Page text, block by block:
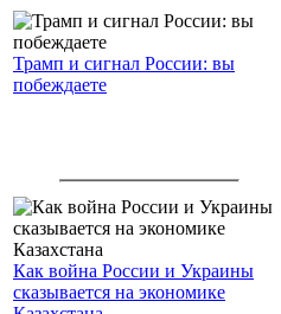
Трамп и сигнал России: вы
побеждаете
Как война России и Украины
сказывается на экономике